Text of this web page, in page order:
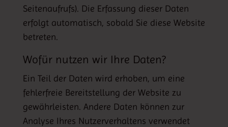
Seitenaufrufs). Die Erfassung dieser Daten
erfolgt automatisch, sobald Sie diese Website
betreten.
Wofür nutzen wir Ihre Daten?
Ein Teil der Daten wird erhoben, um eine
fehlerfreie Bereitstellung der Website zu
gewährleisten. Andere Daten können zur
Analyse Ihres Nutzerverhaltens verwendet